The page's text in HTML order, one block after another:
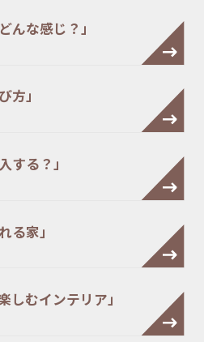
んな感じ？」
方」
する？」
る家」
しむインテリア」